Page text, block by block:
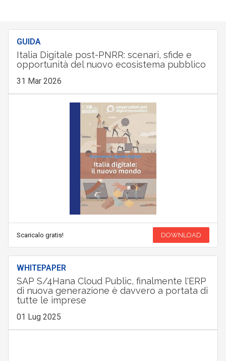
GUIDA
Italia Digitale post-PNRR: scenari, sfide e
opportunità del nuovo ecosistema pubblico
31 Mar 2026
Scaricalo gratis! DOWNLOAD
WHITEPAPER
SAP S/4Hana Cloud Public, finalmente l'ERP
di nuova generazione è davvero a portata di
tutte le imprese
01 Lug 2025